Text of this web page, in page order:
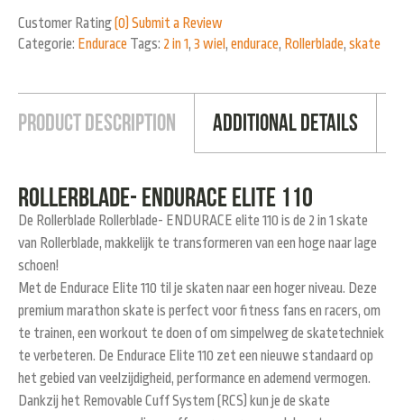
Customer Rating(0) Submit a Review
Categorie: Endurace Tags: 2 in 1, 3 wiel, endurace, Rollerblade, skate
Product Description Additional Details
Rollerblade- ENDURACE elite 110
De Rollerblade Rollerblade- ENDURACE elite 110 is de 2 in 1 skate
van Rollerblade, makkelijk te transformeren van een hoge naar lage
schoen!
Met de Endurace Elite 110 til je skaten naar een hoger niveau. Deze
premium marathon skate is perfect voor fitness fans en racers, om
te trainen, een workout te doen of om simpelweg de skatetechniek
te verbeteren. De Endurace Elite 110 zet een nieuwe standaard op
het gebied van veelzijdigheid, performance en ademend vermogen.
Dankzij het Removable Cuff System (RCS) kun je de skate